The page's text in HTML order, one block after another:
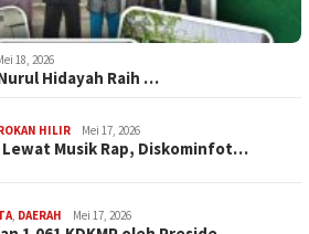
18, 2026
Hidayah Raih …
HILIR Mei 17, 2026
Lewat Musik Rap, Diskominfot…
DAERAH Mei 17, 2026